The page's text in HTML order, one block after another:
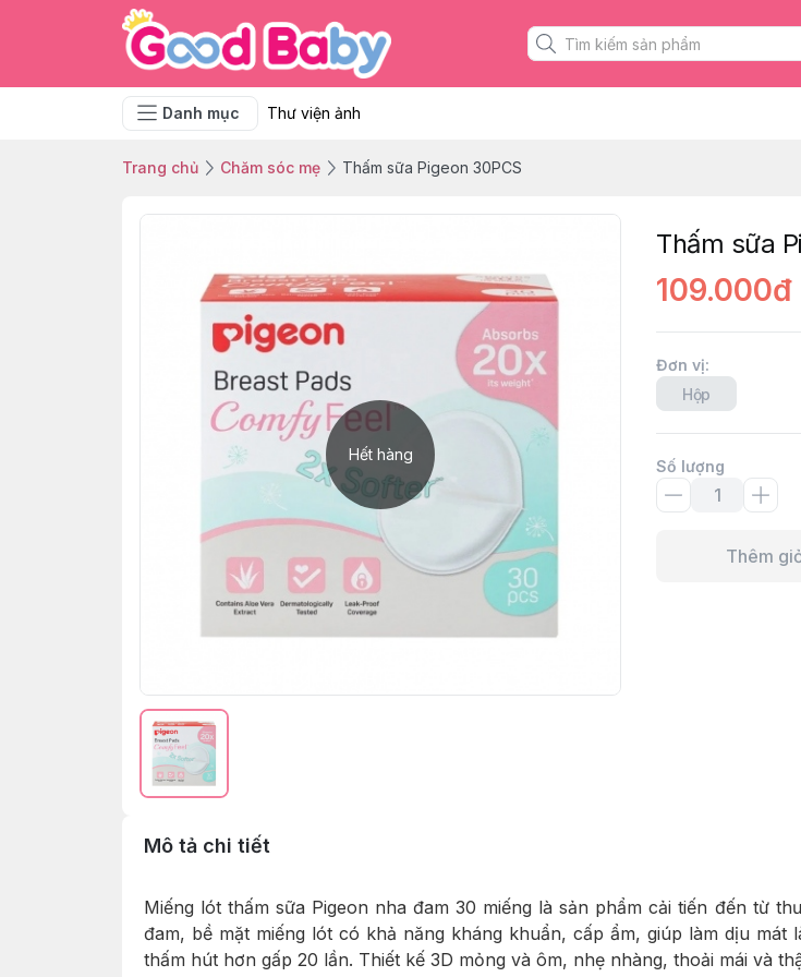
Danh mục Thư viện ảnh
Trang chủ Chăm sóc mẹ Thấm sữa Pigeon 30PCS
Hết hàng
Thấm sữa
109.000đ
Đơn vị:
Hộp
Số lượng
Thêm
Mô tả chi tiết
Miếng lót thấm sữa Pigeon nha đam 30 miếng là sản phẩm cải tiến đến từ
đam, bề mặt miếng lót có khả năng kháng khuẩn, cấp ẩm, giúp làm dịu mát
thấm hút hơn gấp 20 lần. Thiết kế 3D mỏng và ôm, nhẹ nhàng, thoải mái và